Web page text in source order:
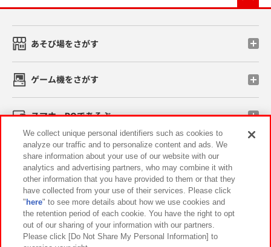
あそび場をさがす
ゲーム機をさがす
スマホ・PCであそぶ
イベント・キャンペーン
関連会社 サステナビリティ サイトポリシー
プライバシーポリシー ウェブアクセシビリティ方針と検証結果
We collect unique personal identifiers such as cookies to
analyze our traffic and to personalize content and ads. We
share information about your use of our website with our
analytics and advertising partners, who may combine it with
other information that you have provided to them or that they
have collected from your use of their services. Please click
" here" to see more details about how we use cookies and
the retention period of each cookie. You have the right to opt
out of our sharing of your information with our partners.
Please click [Do Not Share My Personal Information] to